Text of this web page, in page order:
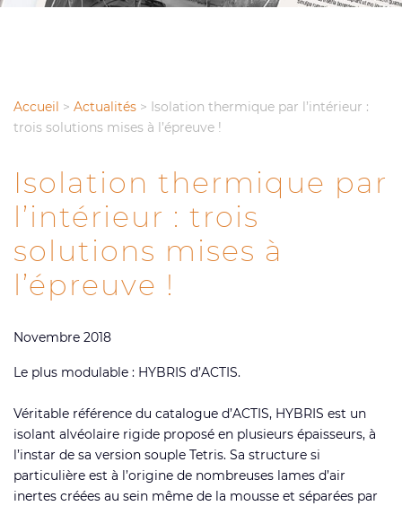
Accueil > Actualités > Isolation thermique par l’intérieur :
trois solutions mises à l’épreuve !
Isolation thermique par
l’intérieur : trois
solutions mises à
l’épreuve !
Novembre 2018
Le plus modulable : HYBRIS d’ACTIS.
Véritable référence du catalogue d’ACTIS, HYBRIS est un
isolant alvéolaire rigide proposé en plusieurs épaisseurs, à
l’instar de sa version souple Tetris. Sa structure si
particulière est à l’origine de nombreuses lames d’air
inertes créées au sein même de la mousse et séparées par